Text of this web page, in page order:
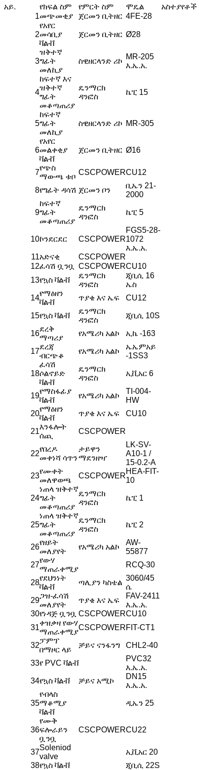
አይ. የክፍል ስም የምርት ስም ሞዴል
አስተያየቶች
1መጭመቂያ ጀርመን ቢትዘር 4FE-28
2
የአየር
መሳቢያ
ቫልቭ
ጀርመን ቢትዘር Ø28
3
ዝቅተኛ
ግፊት
መለኪያ
ስዊዘርላንድ ሪኮ
MR-205
እ.ኤ.አ.
4
ከፍተኛ እና
ዝቅተኛ
ግፊት
መቆጣጠሪያ
ዴንማርክ
ዳንፎስ
ኬፒ 15
5
ከፍተኛ
ግፊት
መለኪያ
ስዊዘርላንድ ሪኮ MR-305
6
የአየር
መልቀቂያ
ቫልቭ
ጀርመን ቢትዘር Ø16
7
የጭስ
ማውጫ ቱቦ
CSCPOWERCU12
8የግፊት ዳሳሽ ጀርመን ቦን
ቢኤን 21-
2000
9
ከፍተኛ
ግፊት
መቆጣጠሪያ
ዴንማርክ
ዳንፎስ
ኬፒ 5
10ኮንደርደር CSCPOWER
FGS5-28-
1072
እ.ኤ.አ.
11አድናቂ
CSCPOWER
12ፈሳሽ ቧንቧ CSCPOWERCU10
13የኳስ ቫልቭ
ዴንማርክ
ዳንፎስ
ጂቢሲ 16
ኤስ
14
የማዕዘን
ቫልቭ
ጥያቄ እና ኤፍ CU12
15የኳስ ቫልቭ
ዴንማርክ
ዳንፎስ
ጂቢሲ 10S
16
ደረቅ
ማጣሪያ
የአሜሪካ አልኮ ኢኬ -163
17
ደረጃ
ብርጭቆ
የአሜሪካ አልኮ
ኤኤምአይ
-1SS3
18
ፈሳሽ
ሶልኖይድ
ቫልቭ
ዴንማርክ
ዳንፎስ
ኢቪአር 6
19
የማስፋፊያ
ቫልቭ
የአሜሪካ አልኮ
TI-004-
HW
20
የማዕዘን
ቫልቭ
ጥያቄ እና ኤፍ CU10
21
እንፋሎት
ሰጪ
CSCPOWER
22
የበረዶ
መቀነሻ ሳጥን
ታይዋን
ማደንዘዣ
LK-SV-
A10-1 /
15-0.2-A
23
የሙቀት
መለዋወጫ
CSCPOWER
HEA-FIT-
10
24
ነጠላ ዝቅተኛ
ግፊት
መቆጣጠሪያ
ዴንማርክ
ዳንፎስ
ኬፒ 1
25
ነጠላ ዝቅተኛ
ግፊት
መቆጣጠሪያ
ዴንማርክ
ዳንፎስ
ኬፒ 2
26
የዘይት
መለያየት
የአሜሪካ አልኮ
AW-
55877
27
የውሃ
ማጠራቀሚያ
RCQ-30
28
የደህንነት
ቫልቭ
ጣሊያን ካስቴል
3060/45
ሴ
29
ጋዝ-ፈሳሽ
መለያየት
ጥያቄ እና ኤፍ
FAV-2411
እ.ኤ.አ.
30የነዳጅ ቧንቧ CSCPOWERCU10
31
ቀዝቃዛ የውሃ
ማጠራቀሚያ
CSCPOWERFIT-CT1
32
ፓምፕ
በማዞር ላይ
ቻይና ናንፋንግ CHL2-40
33የ PVC ቫልቭ
PVC32
እ.ኤ.አ.
34የኳስ ቫልቭ ቻይና አሚኮ
DN15
እ.ኤ.አ.
35
የብላስ
ማቆሚያ
ቫልቭ
ዲኤን 25
36
የሙቅ
ፍሎራይን
ቧንቧ
CSCPOWERCU22
37
Soleniod
valve
ኢቪአር 20
38የኳስ ቫልቭ ጂቢሲ 22S